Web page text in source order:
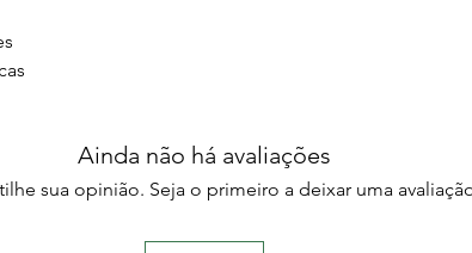
Ainda não há avaliações
sua opinião. Seja o primeiro a deixar uma